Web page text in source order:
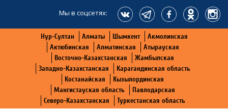
Мы в соцсетях:
Нур-Султан Алматы Шымкент
Акмолинская
Актюбинская
Алматинская
Атырауская
Восточно-Казахстанская
Жамбылская
Западно-Казахстанская
Карагандинская область
Костанайская
Кызылординская
Мангистауская область
Павлодарская
Северо-Казахстанская
Туркестанская область